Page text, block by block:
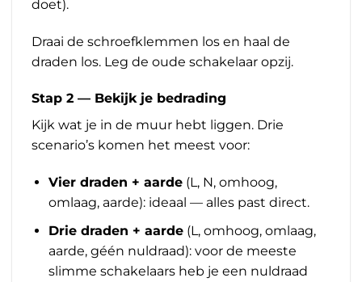
doet).
Draai de schroefklemmen los en haal de
draden los. Leg de oude schakelaar opzij.
Stap 2 — Bekijk je bedrading
Kijk wat je in de muur hebt liggen. Drie
scenario’s komen het meest voor:
Vier draden + aarde(L, N, omhoog,
omlaag, aarde): ideaal — alles past direct.
Drie draden + aarde(L, omhoog, omlaag,
aarde, géén nuldraad): voor de meeste
slimme schakelaars heb je een nuldraad